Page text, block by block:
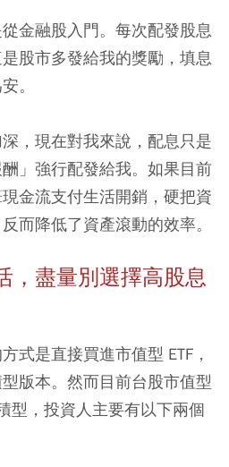
金融股入門。每次配發股息
股市多發給我的獎勵，填息
。
，現在對我來說，配息只是
」強行配發給我。如果目前
金流支付生活開銷，硬把資
而降低了資產滾動的效率。
，盡量別選擇高股息
式是直接買進市值型 ETF，
版本。然而目前台股市值型
型，投資人主要有以下兩個